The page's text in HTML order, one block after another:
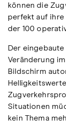
können die
perfekt auf ihre
der 100
Der
Veränderung
Bildschirm
Situationen
kein Thema